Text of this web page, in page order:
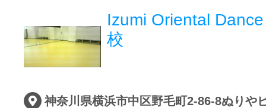
Izumi Oriental
校
神奈川県横浜市中区野毛町2-86-8ぬりや